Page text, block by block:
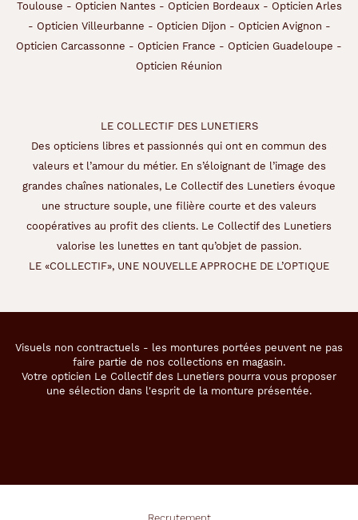
Toulouse - Opticien Nantes - Opticien Bordeaux- Opticien Arles
- Opticien Villeurbanne - Opticien Dijon - Opticien Avignon -
Opticien Carcassonne - Opticien France - Opticien Guadeloupe -
Opticien Réunion
LE COLLECTIF DES LUNETIERS
Des opticiens libres et passionnés qui ont en commun des
valeurs et l’amour du métier. En s’éloignant de l’image des
grandes chaînes nationales, Le Collectif des Lunetiers évoque
une structure souple, une filière courte et des valeurs
coopératives au profit des clients. Le Collectif des Lunetiers
valorise les lunettes en tant qu’objet de passion.
LE «COLLECTIF», UNE NOUVELLE APPROCHE DE L’OPTIQUE
Visuels non contractuels - les montures portées peuvent ne pas
faire partie de nos collections en magasin.
Votre opticien Le Collectif des Lunetiers pourra vous proposer
une sélection dans l'esprit de la monture présentée.